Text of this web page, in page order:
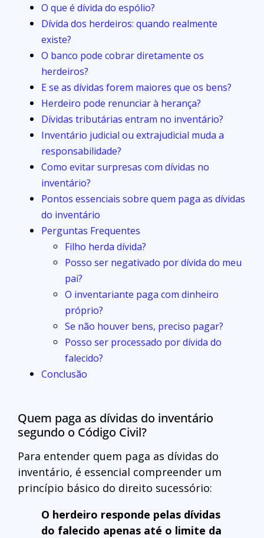
O que é dívida do espólio?
Dívida dos herdeiros: quando realmente
existe?
O banco pode cobrar diretamente os
herdeiros?
E se as dívidas forem maiores que os bens?
Herdeiro pode renunciar à herança?
Dívidas tributárias entram no inventário?
Inventário judicial ou extrajudicial muda a
responsabilidade?
Como evitar surpresas com dívidas no
inventário?
Pontos essenciais sobre quem paga as dívidas
do inventário
Perguntas Frequentes
Filho herda dívida?
Posso ser negativado por dívida do meu
pai?
O inventariante paga com dinheiro
próprio?
Se não houver bens, preciso pagar?
Posso ser processado por dívida do
falecido?
Conclusão
Quem paga as dívidas do inventário
segundo o Código Civil?
Para entender quem paga as dívidas do
inventário, é essencial compreender um
princípio básico do direito sucessório:
O herdeiro responde pelas dívidas
do falecido apenas até o limite da